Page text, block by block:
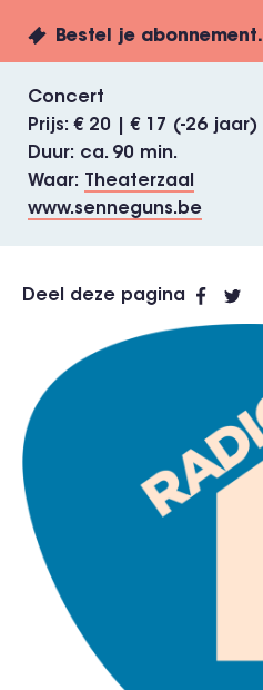
Bestel je abonnement.
Concert
Prijs
€ 20 | € 17 (-26 jaar)
Duur
ca. 90 min.
Waar
Theaterzaal
www.senneguns.be
Deel deze pagina